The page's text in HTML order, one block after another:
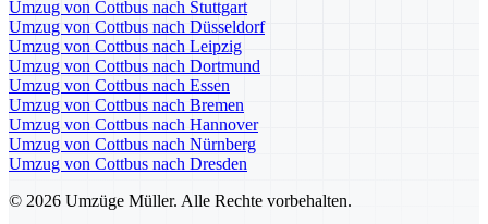
Umzug von Cottbus nach Stuttgart
Umzug von Cottbus nach Düsseldorf
Umzug von Cottbus nach Leipzig
Umzug von Cottbus nach Dortmund
Umzug von Cottbus nach Essen
Umzug von Cottbus nach Bremen
Umzug von Cottbus nach Hannover
Umzug von Cottbus nach Nürnberg
Umzug von Cottbus nach Dresden
© 2026 Umzüge Müller. Alle Rechte vorbehalten.